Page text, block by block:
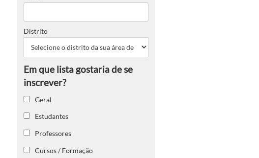
Distrito
Geral
Estudantes
Professores
Cursos / Formação